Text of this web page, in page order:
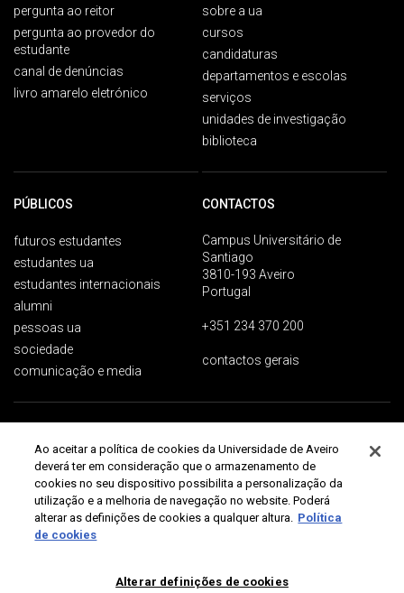
pergunta ao reitor
pergunta ao provedor do
estudante
canal de denúncias
livro amarelo eletrónico
sobre a ua
cursos
candidaturas
departamentos e escolas
serviços
unidades de investigação
biblioteca
PÚBLICOS
futuros estudantes
estudantes ua
estudantes internacionais
alumni
pessoas ua
sociedade
comunicação e media
CONTACTOS
Campus Universitário de
Santiago
3810-193 Aveiro
Portugal
+351 234 370 200
contactos gerais
Universidade de Aveiro 2026
Ao aceitar a política de cookies da Universidade de Aveiro
deverá ter em consideração que o armazenamento de
cookies no seu dispositivo possibilita a personalização da
utilização e a melhoria de navegação no website. Poderá
alterar as definições de cookies a qualquer altura. Política
de cookies
Alterar definições de cookies